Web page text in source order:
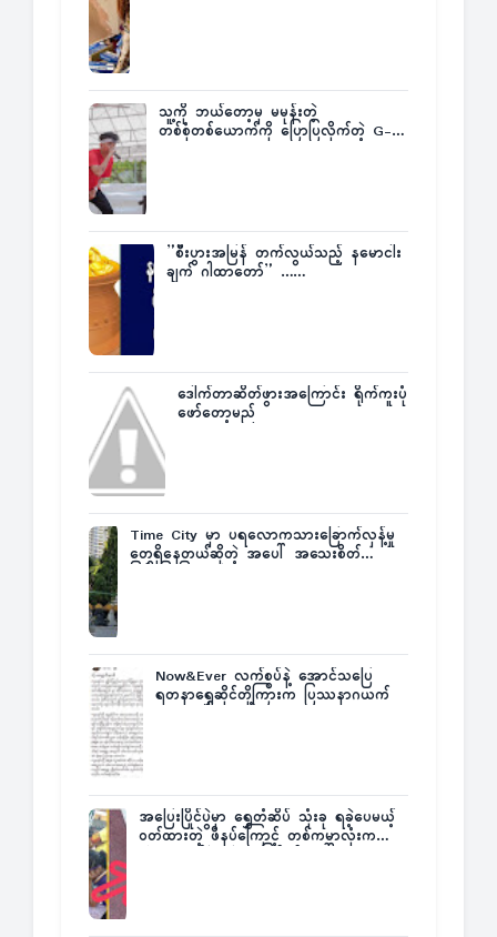
သူ့ကို ဘယ်တော့မှ မမုန်းတဲ့
တစ်စုံတစ်ယောက်ကို ပြောပြလိုက်တဲ့ G-
”စီးပွားအမြန် တက်လွယ်သည့် နမောငါး
ချက် ဂါထာတော်” ……
ဒေါက်တာဆိတ်ဖွားအကြောင်း ရိုက်ကူးပုံ
ဖော်တော့မည်
Time City မှာ ပရလောကသားခြောက်လှန့်မှု
တွေရှိနေတယ်ဆိုတဲ့ အပေါ် အသေးစိတ်
Now&Ever လက်စွပ်နဲ့ အောင်သပြေ
ရတနာရွှေဆိုင်တို့ကြားက ပြဿနာဂယက်
အပြေးပြိုင်ပွဲမှာ ရွှေတံဆိပ် သုံးခု ရခဲ့ပေမယ့်
ဝတ်ထားတဲ့ ဖိနပ်ကြောင့် တစ်ကမ္ဘာလုံးက